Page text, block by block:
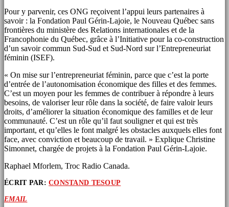
Pour y parvenir, ces ONG reçoivent l’appui leurs partenaires à
savoir : la Fondation Paul Gérin-Lajoie, le Nouveau Québec sans
frontières du ministère des Relations internationales et de la
Francophonie du Québec, grâce à l’Initiative pour la co-construction
d’un savoir commun Sud-Sud et Sud-Nord sur l’Entrepreneuriat
féminin (ISEF).
« On mise sur l’entrepreneuriat féminin, parce que c’est la porte
d’entrée de l’autonomisation économique des filles et des femmes.
C’est un moyen pour les femmes de contribuer à répondre à leurs
besoins, de valoriser leur rôle dans la société, de faire valoir leurs
droits, d’améliorer la situation économique des familles et de leur
communauté. C’est un rôle qu’il faut souligner et qui est très
important, et qu’elles le font malgré les obstacles auxquels elles font
face, avec conviction et beaucoup de travail. » Explique Christine
Simonnet, chargée de projets à la Fondation Paul Gérin-Lajoie.
Raphael Mforlem, Troc Radio Canada.
ÉCRIT PAR:CONSTAND TESOUP
EMAIL